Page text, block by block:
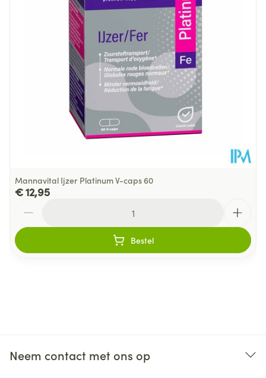
Hoeveelheid
Dieetbeperkingen
Sojavrij, Suikervrij, Zonder
bewaarmiddelen, Zonder
kleurstoffen
Kamertemperatuur (15°C -
25°C)
Mannavital Ijzer Platinum V-caps 60
€ 12,95
Bestel
Neem contact met ons op